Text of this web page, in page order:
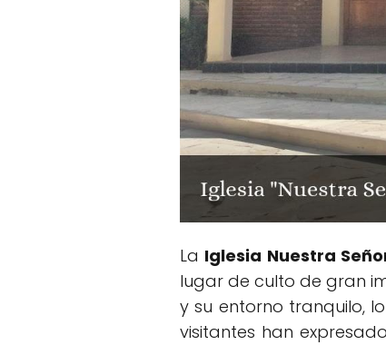
La Iglesia Nuestra
lugar de culto de gran
y su entorno tranquilo,
visitantes han